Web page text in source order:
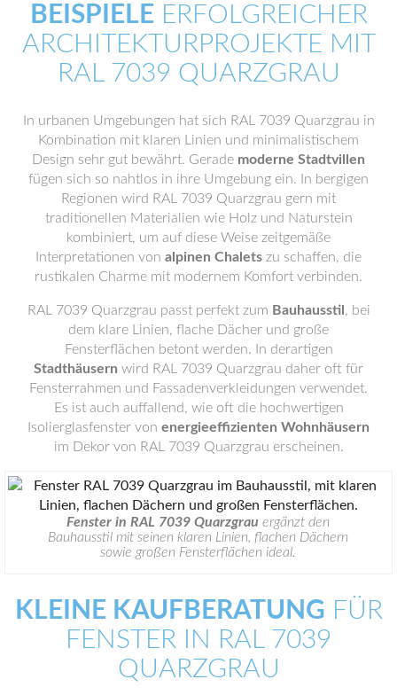
BEISPIELE ERFOLGREICHER
ARCHITEKTURPROJEKTE MIT
RAL 7039 QUARZGRAU
In urbanen Umgebungen hat sich RAL 7039 Quarzgrau in
Kombination mit klaren Linien und minimalistischem
Design sehr gut bewährt. Gerade moderne Stadtvillen
fügen sich so nahtlos in ihre Umgebung ein. In bergigen
Regionen wird RAL 7039 Quarzgrau gern mit
traditionellen Materialien wie Holz und Naturstein
kombiniert, um auf diese Weise zeitgemäße
Interpretationen von alpinen Chalets zu schaffen, die
rustikalen Charme mit modernem Komfort verbinden.
RAL 7039 Quarzgrau passt perfekt zum Bauhausstil , bei
dem klare Linien, flache Dächer und große
Fensterflächen betont werden. In derartigen
Stadthäusern wird RAL 7039 Quarzgrau daher oft für
Fensterrahmen und Fassadenverkleidungen verwendet.
Es ist auch auffallend, wie oft die hochwertigen
Isolierglasfenster von energieeffizienten Wohnhäusern
im Dekor von RAL 7039 Quarzgrau erscheinen.
Fenster in RAL 7039 Quarzgrau ergänzt den
Bauhausstil mit seinen klaren Linien, flachen Dächern
sowie großen Fensterflächen ideal.
KLEINE KAUFBERATUNG FÜR
FENSTER IN RAL 7039
QUARZGRAU